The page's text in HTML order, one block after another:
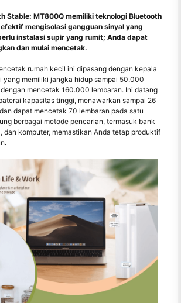
Stable: MT800Q memiliki teknologi Bluetooth
mengisolasi gangguan sinyal yang
instalasi supir yang rumit; Anda dapat
dan mulai mencetak.
rumah kecil ini dipasang dengan kepala
memiliki jangka hidup sampai 50.000
mencetak 160.000 lembaran. Ini datang
kapasitas tinggi, menawarkan sampai 26
dapat mencetak 70 lembaran pada satu
berbagai metode pencarian, termasuk bank
dan komputer, memastikan Anda tetap produktif